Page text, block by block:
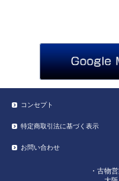
コンセプト
特定商取引法に基づく表示
お問い合わせ
・古物